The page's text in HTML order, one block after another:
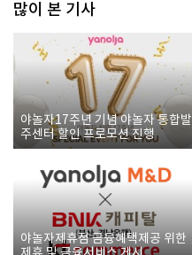
많이 본 기사
야놀자17주년 기념 야놀자 통합발
주센터 할인 프로모션 진행
야놀자제휴점 금융혜택제공 위한